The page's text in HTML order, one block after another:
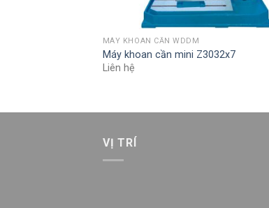
MÁY KHOAN CẦN WDDM
Máy khoan cần mini Z3032x7
Liên hệ
VỊ TRÍ